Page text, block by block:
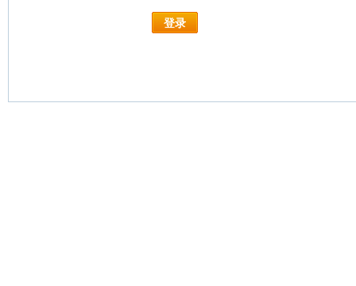
登录